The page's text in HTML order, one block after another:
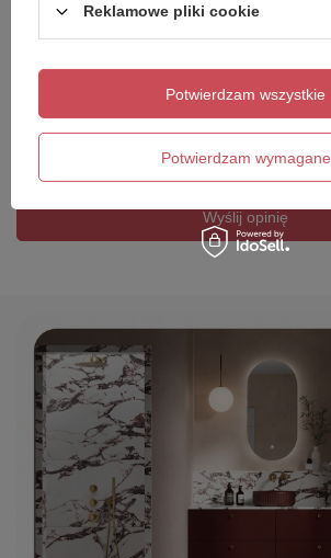
Wyślij opinię
Reklamowe pliki cookie
Potwierdzam wymagane
Potwierdzam wszystkie